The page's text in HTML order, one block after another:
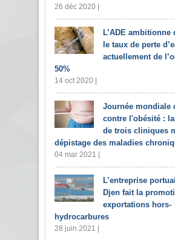
26 déc 2020 |
L’ADE ambitionne
le taux de perte
actuellement de
50%
14 oct 2020 |
Journée mondiale
contre l'obésité :
de trois cliniques
dépistage des maladies
04 mar 2021 |
L’entreprise
Djen fait la
exportations hors-
hydrocarbures
28 juin 2021 |